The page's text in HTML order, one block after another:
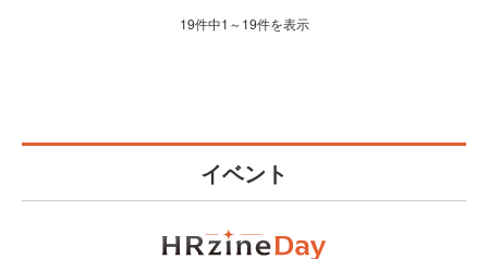
19件中1～19件を表示
イベント